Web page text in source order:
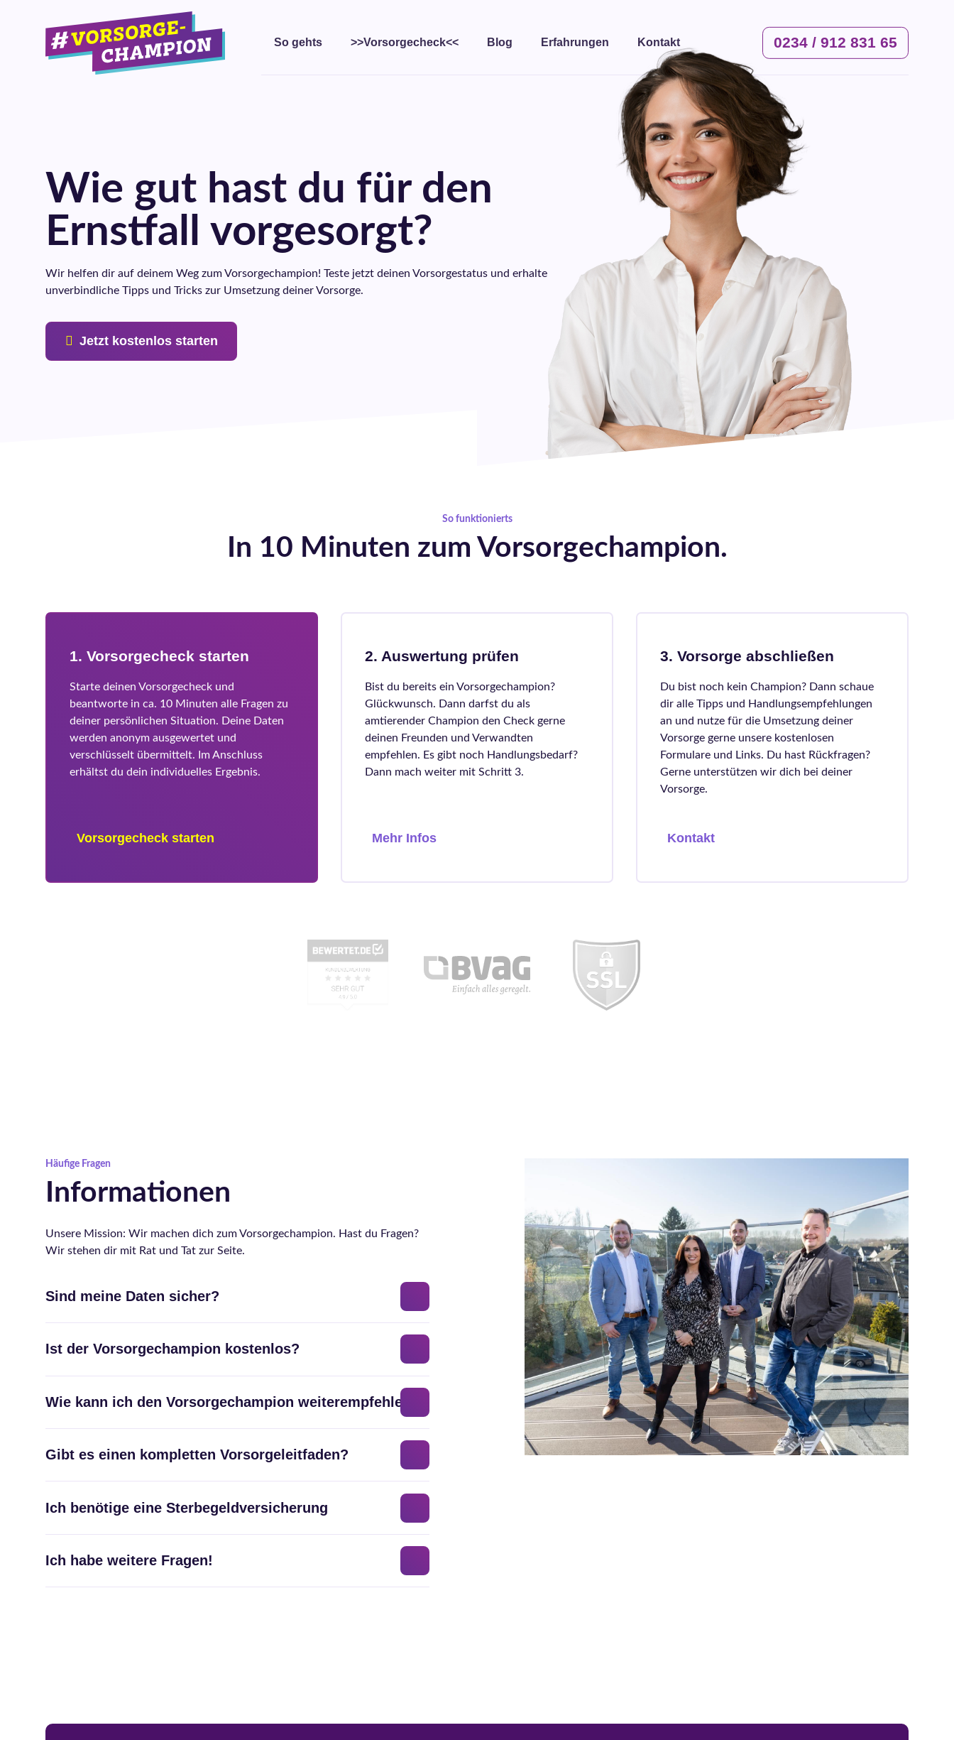
So gehts >>Vorsorgecheck<< Blog Erfahrungen Kontakt 0234 / 912 831 65
Wie gut hast du für den
Ernstfall vorgesorgt?
Wir helfen dir auf deinem Weg zum Vorsorgechampion! Teste jetzt deinen Vorsorgestatus und erhalte
unverbindliche Tipps und Tricks zur Umsetzung deiner Vorsorge.
Jetzt kostenlos starten
So funktionierts
In 10 Minuten zum Vorsorgechampion.
1. Vorsorgecheck starten
Starte deinen Vorsorgecheck und
beantworte in ca. 10 Minuten alle Fragen zu
deiner persönlichen Situation. Deine Daten
werden anonym ausgewertet und
verschlüsselt übermittelt. Im Anschluss
erhältst du dein individuelles Ergebnis.
Vorsorgecheck starten
2. Auswertung prüfen
Bist du bereits ein Vorsorgechampion?
Glückwunsch. Dann darfst du als
amtierender Champion den Check gerne
deinen Freunden und Verwandten
empfehlen. Es gibt noch Handlungsbedarf?
Dann mach weiter mit Schritt 3.
Mehr Infos
3. Vorsorge abschließen
Du bist noch kein Champion? Dann schaue
dir alle Tipps und Handlungsempfehlungen
an und nutze für die Umsetzung deiner
Vorsorge gerne unsere kostenlosen
Formulare und Links. Du hast Rückfragen?
Gerne unterstützen wir dich bei deiner
Vorsorge.
Kontakt
Häufige Fragen
Informationen
Unsere Mission: Wir machen dich zum Vorsorgechampion. Hast du Fragen?
Wir stehen dir mit Rat und Tat zur Seite.
Sind meine Daten sicher?
Ist der Vorsorgechampion kostenlos?
Wie kann ich den Vorsorgechampion weiterempfehlen?
Gibt es einen kompletten Vorsorgeleitfaden?
Ich benötige eine Sterbegeldversicherung
Ich habe weitere Fragen!